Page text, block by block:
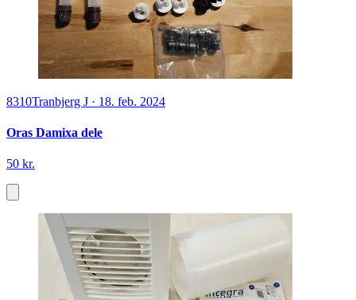
8310Tranbjerg J · 18. feb. 2024
Oras Damixa dele
50 kr.